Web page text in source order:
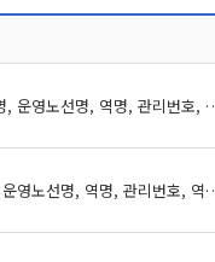
신분당선 역사들의 위생용품판매기에 대한 데이터로 철도운영기관명, 운영노선명, 역명
신분당선 역사들의 유실물보관소에 대한 데이터로 철도운영기관명, 운영노선명,